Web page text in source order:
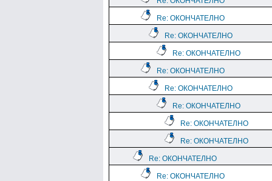
Re: ОКОНЧАТЕЛНО
Re: ОКОНЧАТЕЛНО
Re: ОКОНЧАТЕЛНО
Re: ОКОНЧАТЕЛНО
Re: ОКОНЧАТЕЛНО
Re: ОКОНЧАТЕЛНО
Re: ОКОНЧАТЕЛНО
Re: ОКОНЧАТЕЛНО
Re: ОКОНЧАТЕЛНО
Re: ОКОНЧАТЕЛНО